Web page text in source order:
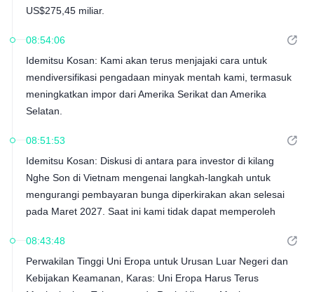
US$275,45 miliar.
08:54:06
Idemitsu Kosan: Kami akan terus menjajaki cara untuk
mendiversifikasi pengadaan minyak mentah kami, termasuk
meningkatkan impor dari Amerika Serikat dan Amerika
Selatan.
08:51:53
Idemitsu Kosan: Diskusi di antara para investor di kilang
Nghe Son di Vietnam mengenai langkah-langkah untuk
mengurangi pembayaran bunga diperkirakan akan selesai
pada Maret 2027. Saat ini kami tidak dapat memperoleh
sedang mempertimbangkan alternatif lain, termasuk
pengadaan melalui Terusan Suez.
08:43:48
Perwakilan Tinggi Uni Eropa untuk Urusan Luar Negeri dan
Kebijakan Keamanan, Karas: Uni Eropa Harus Terus